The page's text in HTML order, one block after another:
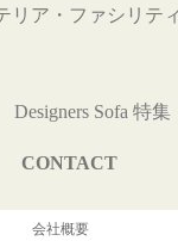
リア・ファシリテ
Designers Sofa 特集
CONTACT
会社概要